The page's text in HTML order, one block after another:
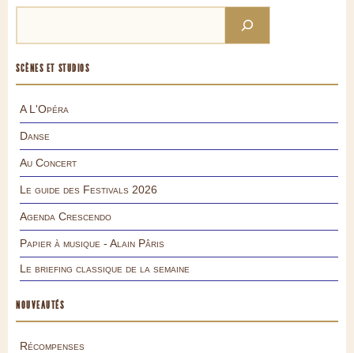
SCÈNES ET STUDIOS
A L'Opéra
Danse
Au Concert
Le guide des Festivals 2026
Agenda Crescendo
Papier à musique - Alain Pâris
Le briefing classique de la semaine
NOUVEAUTÉS
Récompenses